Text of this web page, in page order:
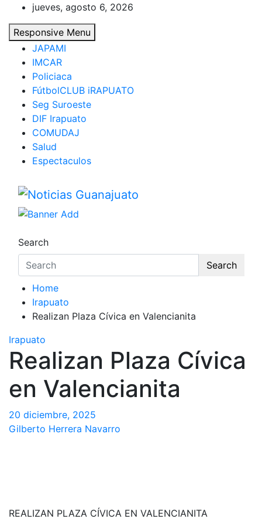
content
jueves, agosto 6, 2026
Responsive Menu
JAPAMI
IMCAR
Policiaca
FútbolCLUB iRAPUATO
Seg Suroeste
DIF Irapuato
COMUDAJ
Salud
Espectaculos
Noticias Guanajuato
Search
Search
Home
Irapuato
Realizan Plaza Cívica en Valencianita
Irapuato
Realizan Plaza Cívica
en Valencianita
20 diciembre, 2025
Gilberto Herrera Navarro
REALIZAN PLAZA CÍVICA EN VALENCIANITA